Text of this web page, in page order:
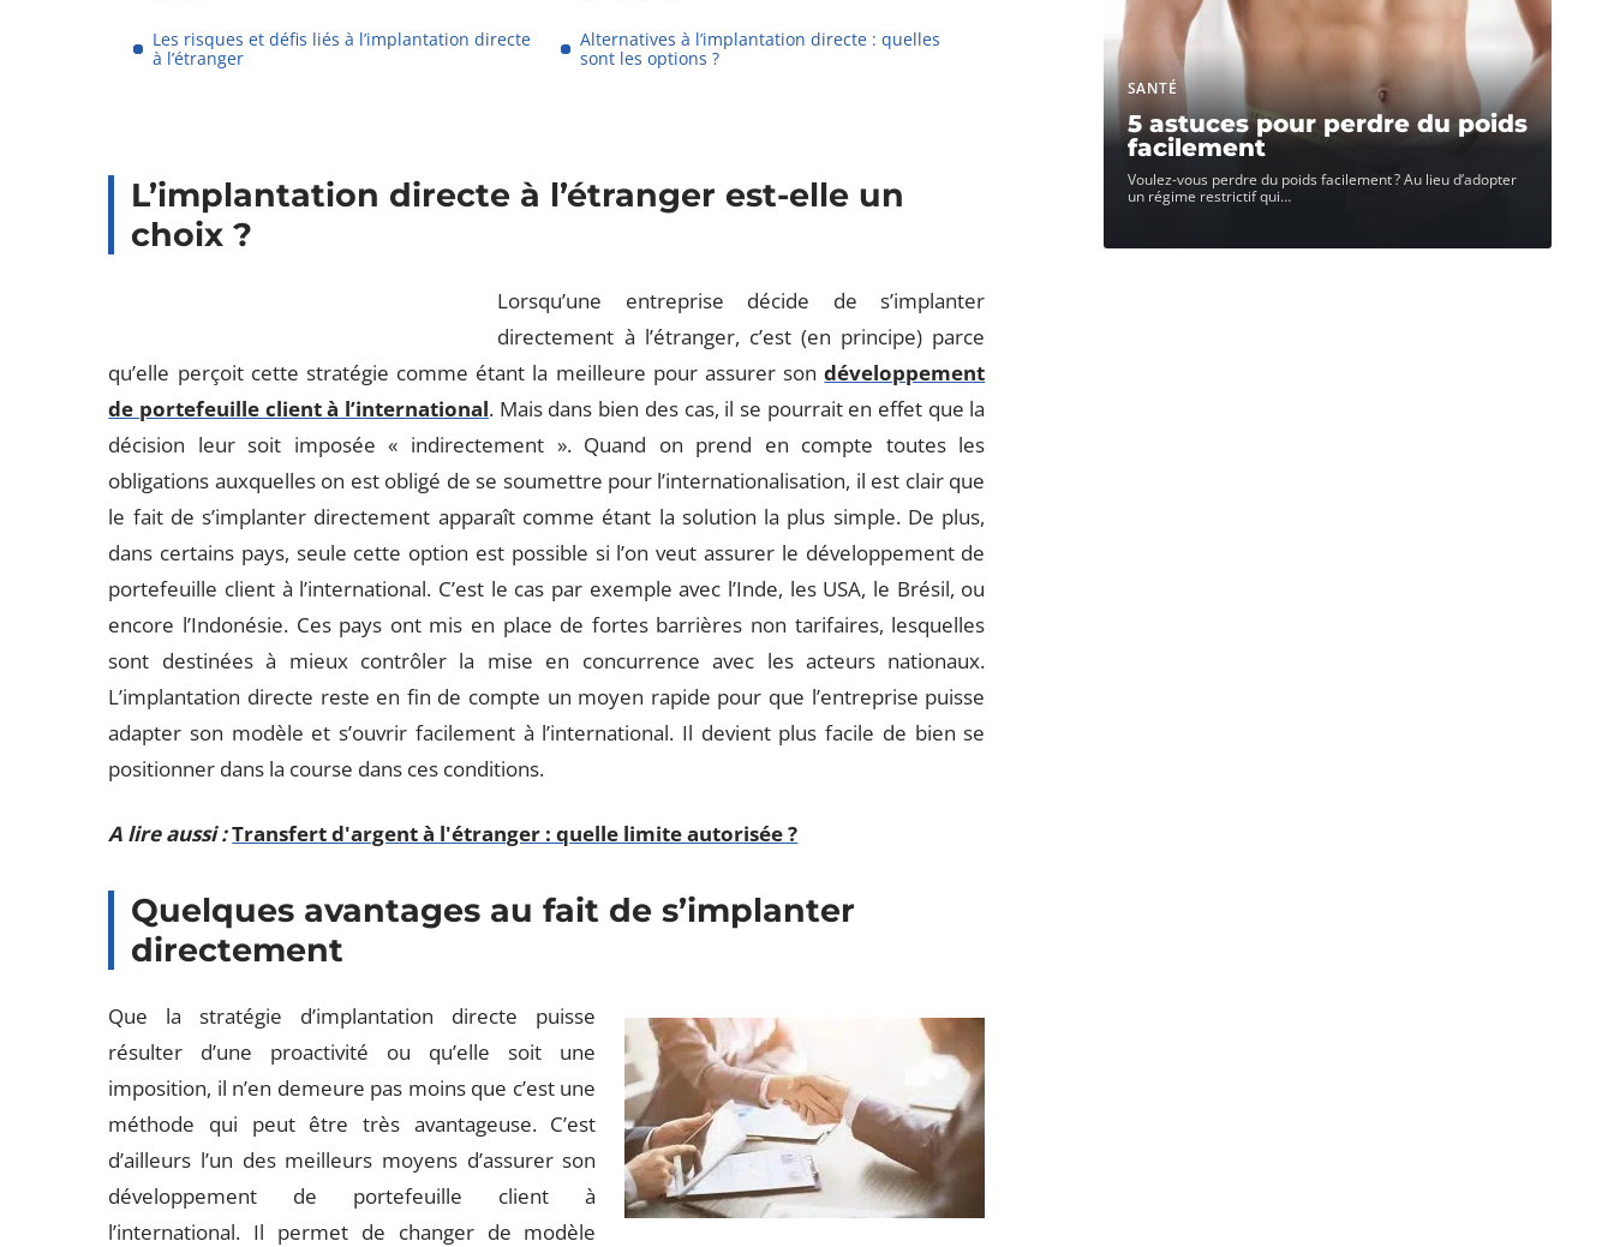
Les risques et défis liés à l’implantation directe
à l’étranger
Alternatives à l’implantation directe : quelles
sont les options ?
L’implantation directe à l’étranger est-elle un
choix ?
Lorsqu’une entreprise décide de s’implanter
directement à l’étranger, c’est (en principe) parce
qu’elle perçoit cette stratégie comme étant la meilleure pour assurer sondéveloppement
de portefeuille client à l’international. Mais dans bien des cas, il se pourrait en effet que la
décision leur soit imposée « indirectement ». Quand on prend en compte toutes les
obligations auxquelles on est obligé de se soumettre pour l’internationalisation, il est clair que
le fait de s’implanter directement apparaît comme étant la solution la plus simple. De plus,
dans certains pays, seule cette option est possible si l’on veut assurer le développement de
portefeuille client à l’international. C’est le cas par exemple avec l’Inde, les USA, le Brésil, ou
encore l’Indonésie. Ces pays ont mis en place de fortes barrières non tarifaires, lesquelles
sont destinées à mieux contrôler la mise en concurrence avec les acteurs nationaux.
L’implantation directe reste en fin de compte un moyen rapide pour que l’entreprise puisse
adapter son modèle et s’ouvrir facilement à l’international. Il devient plus facile de bien se
positionner dans la course dans ces conditions.
A lire aussi :Transfert d'argent à l'étranger : quelle limite autorisée ?
Quelques avantages au fait de s’implanter
directement
Que la stratégie d’implantation directe puisse
résulter d’une proactivité ou qu’elle soit une
imposition, il n’en demeure pas moins que c’est une
méthode qui peut être très avantageuse. C’est
d’ailleurs l’un des meilleurs moyens d’assurer son
développement de portefeuille client à
l’international. Il permet de changer de modèle
SANTÉ
5 astuces pour perdre du poids
facilement
Voulez-vous perdre du poids facilement ? Au lieu d’adopter
un régime restrictif qui…